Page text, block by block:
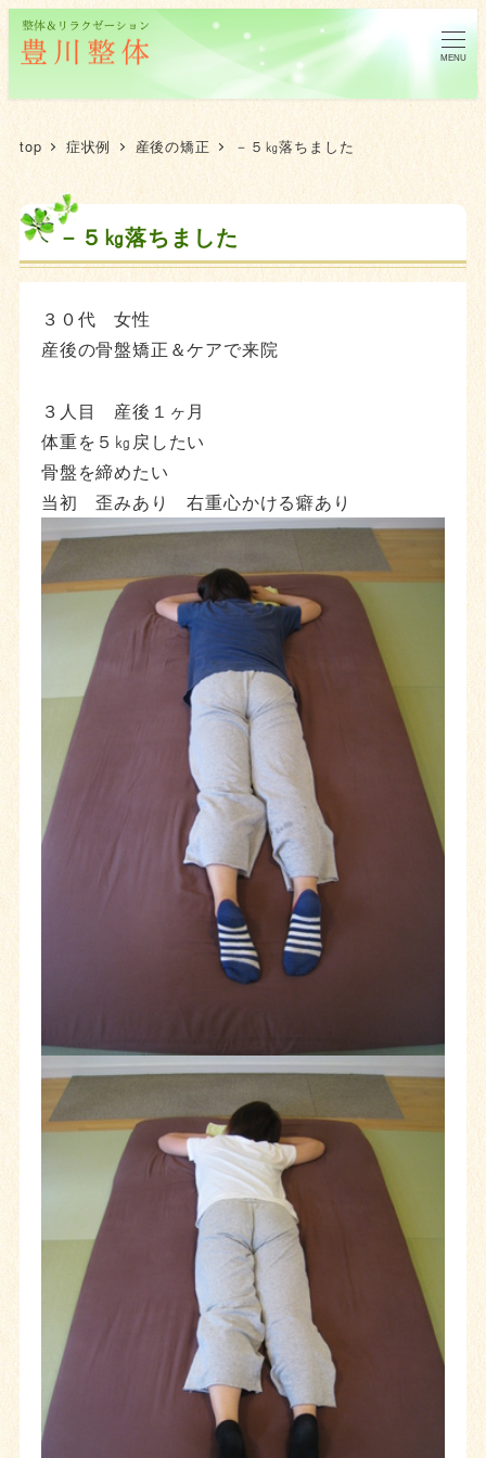
MENU
top 症状例 産後の矯正 －５㎏落ちました
－５㎏落ちました
３０代 女性
産後の骨盤矯正＆ケアで来院
３人目 産後１ヶ月
体重を５㎏戻したい
骨盤を締めたい
当初 歪みあり 右重心かける癖あり